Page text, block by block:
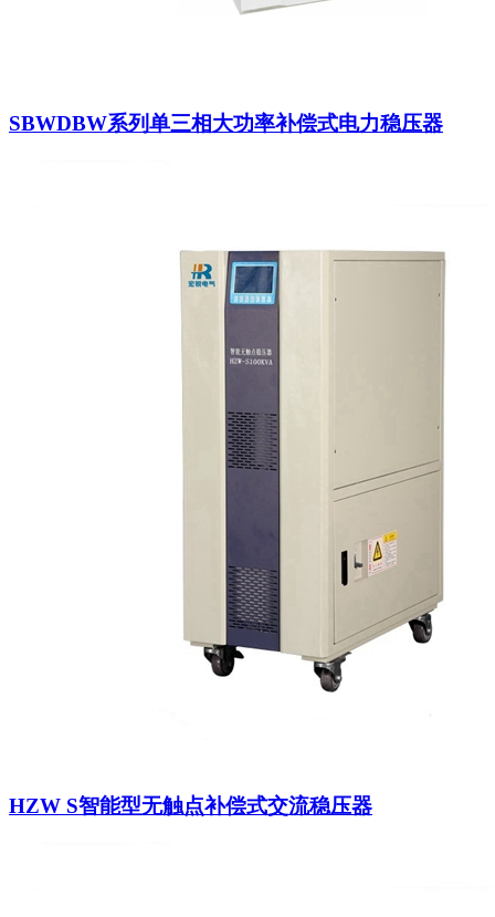
SBWDBW系列单三相大功率补偿式电力稳压器
HZW S智能型无触点补偿式交流稳压器